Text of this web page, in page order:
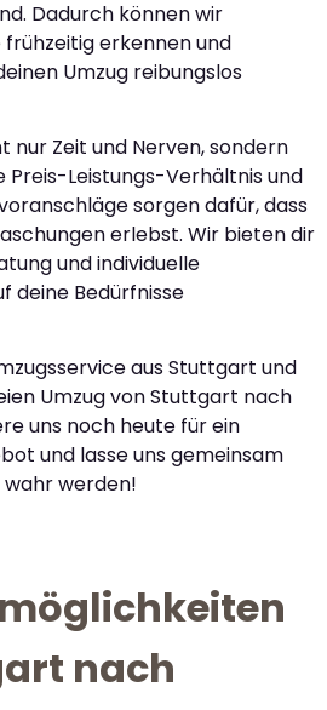
Dadurch können wir
erkennen und
Umzug reibungslos
nur Zeit und Nerven, sondern
Preis-Leistungs-Verhältnis und
sorgen dafür, dass
erlebst. Wir bieten dir
und individuelle
deine Bedürfnisse
aus Stuttgart und
Umzug von Stuttgart nach
uns noch heute für ein
und lasse uns gemeinsam
werden!
nach